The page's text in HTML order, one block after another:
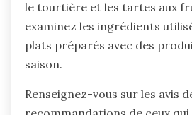
le tourtière et les tartes aux
examinez les ingrédients
plats préparés avec des
saison.
Renseignez-vous sur les avis